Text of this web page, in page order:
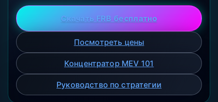
Скачать FRB бесплатно
Посмотреть цены
Концентратор MEV 101
Руководство по стратегии